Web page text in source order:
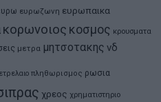
ευρωζωνη ευρωπαικα
κορωνοιος κοσμος κρουσματα
μετρα μητσοτακης νδ
πληθωρισμος ρωσια
χρεος χρηματιστηριο